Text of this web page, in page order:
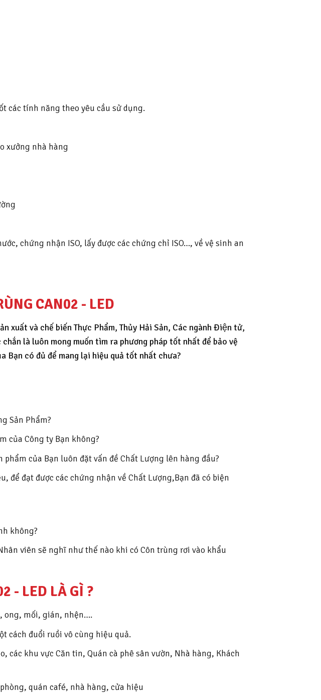
các tính năng theo yêu cầu sử dụng.
xưởng nhà hàng
chứng nhận ISO, lấy được các chứng chỉ ISO…, về vệ sinh an
CAN02 - LED
xuất và chế biến Thực Phẩm, Thủy Hải Sản, Các ngành Điện tử,
là luôn mong muốn tìm ra phương pháp tốt nhất để bảo vệ
Bạn có đủ để mang lại hiệu quả tốt nhất chưa?
Sản Phẩm?
của Công ty Bạn không?
của Bạn luôn đặt vấn đề Chất Lượng lên hàng đầu?
để đạt được các chứng nhận về Chất Lượng,Bạn đã có biện
không?
viên sẽ nghĩ như thế nào khi có Côn trùng rơi vào khẩu
- LED LÀ GÌ ?
ong, mối, gián, nhện….
cách đuổi ruồi vô cùng hiệu quả.
các khu vực Căn tin, Quán cà phê sân vườn, Nhà hàng, Khách
quán café, nhà hàng, cửa hiệu